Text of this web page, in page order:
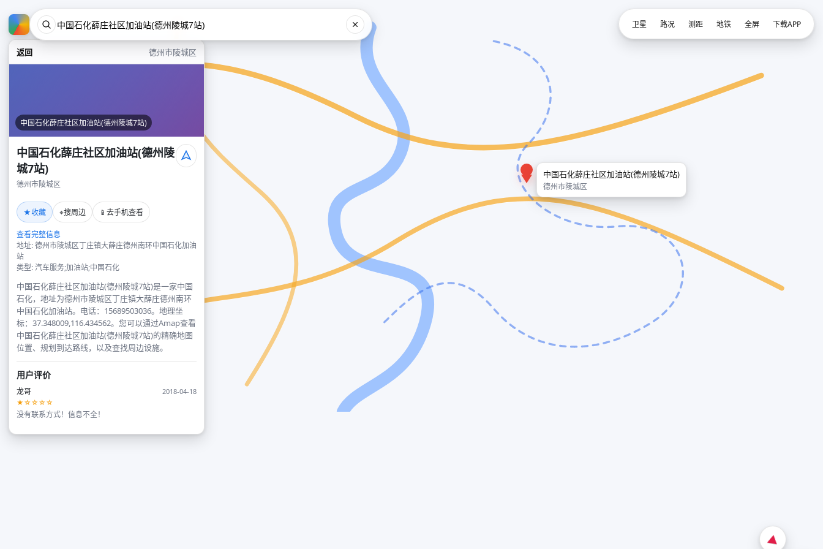
返回 德州市陵城区
中国石化薛庄社区加油站(德州陵城7站)
中国石化薛庄社区加油站(德州陵
城7站)
德州市陵城区
★收藏 ⌖搜周边 📱 去手机查看
查看完整信息
地址: 德州市陵城区丁庄镇大薛庄德州南环中国石化加油
站
类型: 汽车服务;加油站;中国石化
中国石化薛庄社区加油站(德州陵城7站)是一家中国
石化，地址为德州市陵城区丁庄镇大薛庄德州南环
中国石化加油站。电话：15689503036。地理坐
标：37.348009,116.434562。您可以通过Amap查看
中国石化薛庄社区加油站(德州陵城7站)的精确地图
位置、规划到达路线，以及查找周边设施。
用户评价
龙哥
2018-04-18
★☆☆☆☆
没有联系方式！信息不全！
中国石化薛庄社区加油站(德州陵城7站)
德州市陵城区
卫星 路况 测距 地铁 全屏 下载APP